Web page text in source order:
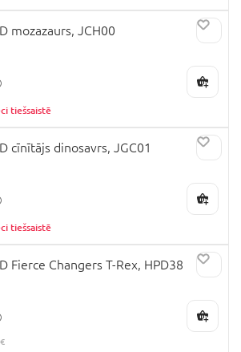
mozazaurs, JCH00
tiešsaistē
cīnītājs dinosavrs, JGC01
tiešsaistē
Fierce Changers T-Rex, HPD38